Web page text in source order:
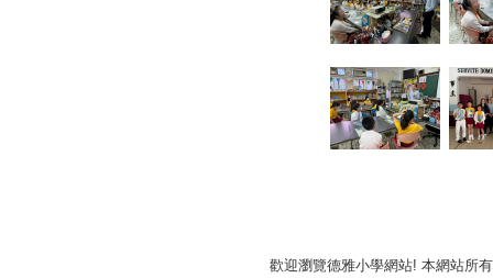
歡迎瀏覽德雅小學網站! 本網站所